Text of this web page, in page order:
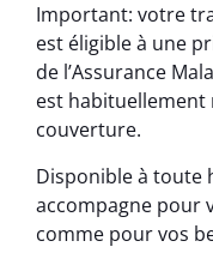
Important: votre
est éligible à une
de l’Assurance
est habituellement
couverture.
Disponible à toute
accompagne pour
comme pour vos